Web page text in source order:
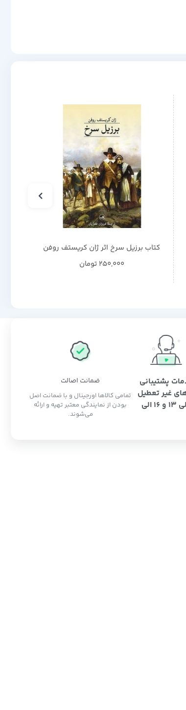
کتاب برزیل سرخ اثر ژان کریستف روفن
250,000 تومان
پشتیبانی
غیر تعطیل
10 الی 13 و 16 الی
ضمانت اصالت
تمامی کالاها اورجینال و با ضمانت اصل
بودن از نمایندگی معتبر تهیه و ارائه
می‌شوند.